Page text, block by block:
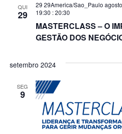
QUI
29
MASTERCLASS – O
GESTÃO DOS
29 29America/Sao_Paulo
19:30 :20:30
setembro 2024
SEG
9